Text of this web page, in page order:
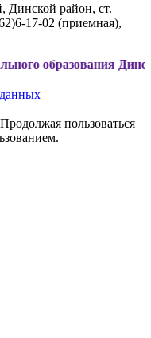
Динской район, ст.
17-02 (приемная),
Динской район
пользоваться